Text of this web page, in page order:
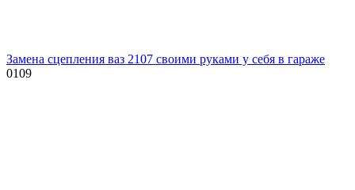
Замена сцепления ваз 2107 своими руками у себя в гараже
0109